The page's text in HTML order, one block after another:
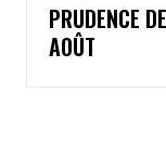
PRUDENCE
AOÛT